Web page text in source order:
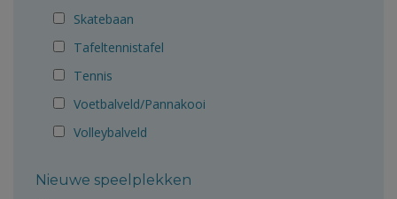
Skatebaan
Tafeltennistafel
Tennis
Voetbalveld/Pannakooi
Volleybalveld
Nieuwe speelplekken